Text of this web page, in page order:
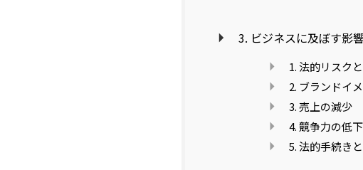
3. ビジネスに及ぼす影
1. 法的リスク
2. ブランドイ
3. 売上の減少
4. 競争力の低下
5. 法的手続き